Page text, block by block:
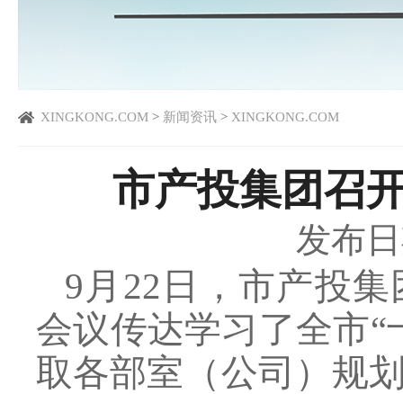
XINGKONG.COM > 新闻资讯 > XINGKONG.COM
市产投集团召
发布
9月22日，市产投
会议传达学习了全市
取各部室（公司）规